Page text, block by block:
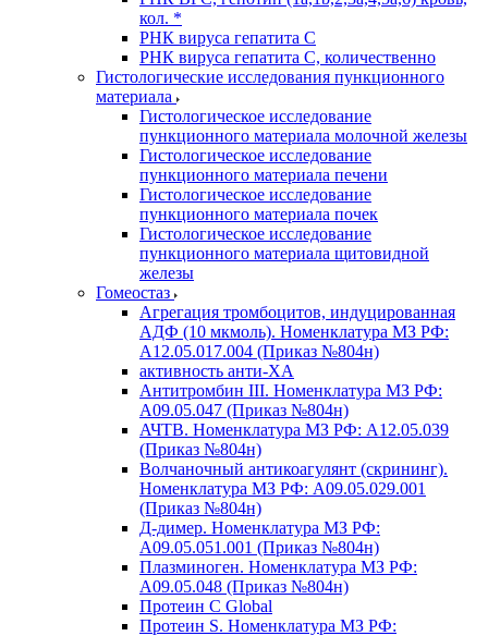
кол. *
РНК вируса гепатита C
РНК вируса гепатита C, количественно
Гистологические исследования пункционного
материала
Гистологическое исследование
пункционного материала молочной железы
Гистологическое исследование
пункционного материала печени
Гистологическое исследование
пункционного материала почек
Гистологическое исследование
пункционного материала щитовидной
железы
Гомеостаз
Агрегация тромбоцитов, индуцированная
АДФ (10 мкмоль). Номенклатура МЗ РФ:
A12.05.017.004 (Приказ №804н)
активность анти-ХА
Антитромбин III. Номенклатура МЗ РФ:
A09.05.047 (Приказ №804н)
АЧТВ. Номенклатура МЗ РФ: A12.05.039
(Приказ №804н)
Волчаночный антикоагулянт (скрининг).
Номенклатура МЗ РФ: A09.05.029.001
(Приказ №804н)
Д-димер. Номенклатура МЗ РФ:
A09.05.051.001 (Приказ №804н)
Плазминоген. Номенклатура МЗ РФ:
A09.05.048 (Приказ №804н)
Протеин C Global
Протеин S. Номенклатура МЗ РФ: